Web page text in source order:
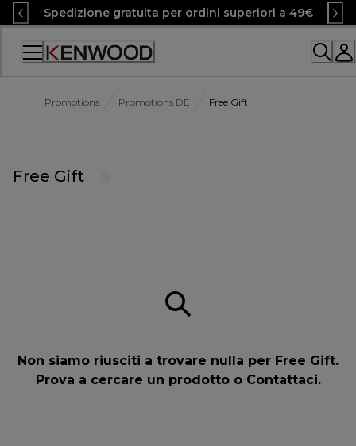
Skip
to
Content
Spedizione gratuita per ordini superiori a 49€
Accessibility
Promotions Promotions DE Free Gift
Free Gift
Non siamo riusciti a trovare nulla per Free Gift.
Prova a cercare un prodotto o Contattaci.